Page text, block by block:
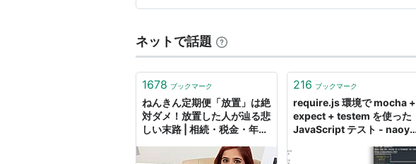
日はとくに予定もなく、昨夜都内のイ…
ネットで話題
1678 ブックマーク
ねんきん定期便「放置」は絶
対ダメ！放置した人が辿る悲
しい末路 | 相続・税金・年金
216 ブックマーク
require.js 環境で mocha +
expect + testem を使った
JavaScript テスト - naoya